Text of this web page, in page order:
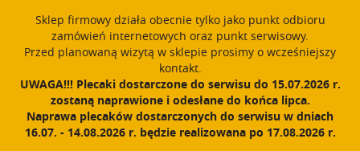
PROUDLY MADE IN POLAND SINCE 1984 English
Register Sign In 0
o
g
Home|Shop|Accessories|First aid kit and pods| PackBox Set
Sklep firmowy działa obecnie tylko jako punkt odbioru
zamówień internetowych oraz punkt serwisowy.
Przed planowaną wizytą w sklepie prosimy o wcześniejszy
kontakt.
UWAGA!!! Plecaki dostarczone do serwisu do 15.07.2026 r.
zostaną naprawione i odesłane do końca lipca.
Naprawa plecaków dostarczonych do serwisu w dniach
16.07. - 14.08.2026 r. będzie realizowana po 17.08.2026 r.